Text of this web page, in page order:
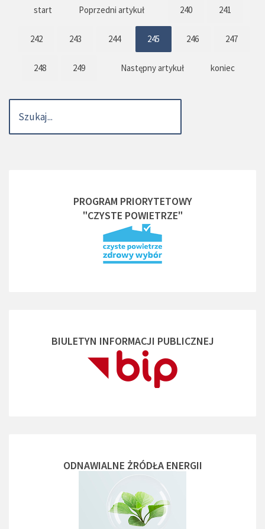
start Poprzedni artykuł 240 241
242 243 244 245 246 247
248 249 Następny artykuł koniec
PROGRAM PRIORYTETOWY
"CZYSTE POWIETRZE"
BIULETYN INFORMACJI PUBLICZNEJ
ODNAWIALNE ŻRÓDŁA ENERGII